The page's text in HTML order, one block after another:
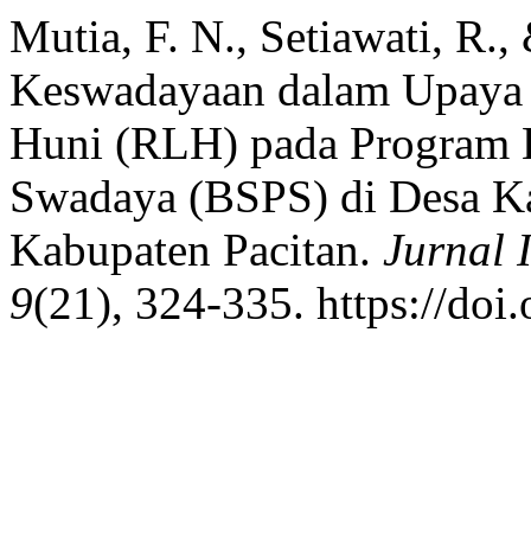
Mutia, F. N., Setiawati, R.,
Keswadayaan dalam
Huni (RLH) pada Program
Swadaya (BSPS) di Desa
Kabupaten Pacitan. Jurnal
9(21), 324-335. https://